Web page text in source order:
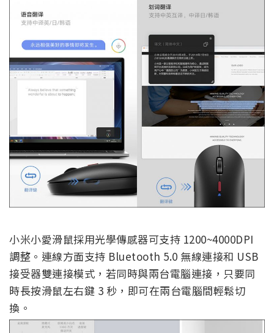
小米小愛滑鼠採用光學傳感器可支持 1200~4000DPI
調整。連線方面支持 Bluetooth 5.0 無線連接和 USB
接受器雙連接模式，若同時與兩台電腦連接，只要同
時長按滑鼠左右鍵 3 秒，即可在兩台電腦間輕鬆切
換。